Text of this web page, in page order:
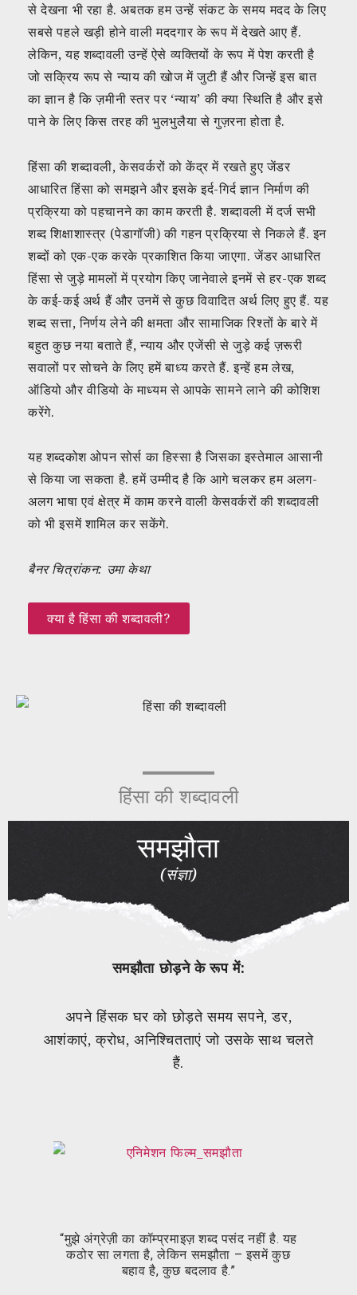
से देखना भी रहा है. अबतक हम उन्हें संकट के समय मदद के लिए
सबसे पहले खड़ी होने वाली मददगार के रूप में देखते आए हैं.
लेकिन, यह शब्दावली उन्हें ऐसे व्यक्तियों के रूप में पेश करती है
जो सक्रिय रूप से न्याय की खोज में जुटी हैं और जिन्हें इस बात
का ज्ञान है कि ज़मीनी स्तर पर ‘न्याय’ की क्या स्थिति है और इसे
पाने के लिए किस तरह की भुलभुलैया से गुज़रना होता है.
हिंसा की शब्दावली, केसवर्करों को केंद्र में रखते हुए जेंडर
आधारित हिंसा को समझने और इसके इर्द-गिर्द ज्ञान निर्माण की
प्रक्रिया को पहचानने का काम करती है. शब्दावली में दर्ज सभी
शब्द शिक्षाशास्त्र (पेडागॉजी) की गहन प्रक्रिया से निकले हैं. इन
शब्दों को एक-एक करके प्रकाशित किया जाएगा. जेंडर आधारित
हिंसा से जुड़े मामलों में प्रयोग किए जानेवाले इनमें से हर-एक शब्द
के कई-कई अर्थ हैं और उनमें से कुछ विवादित अर्थ लिए हुए हैं. यह
शब्द सत्ता, निर्णय लेने की क्षमता और सामाजिक रिश्तों के बारे में
बहुत कुछ नया बताते हैं, न्याय और एजेंसी से जुड़े कई ज़रूरी
सवालों पर सोचने के लिए हमें बाध्य करते हैं. इन्हें हम लेख,
ऑडियो और वीडियो के माध्यम से आपके सामने लाने की कोशिश
करेंगे.
यह शब्दकोश ओपन सोर्स का हिस्सा है जिसका इस्तेमाल आसानी
से किया जा सकता है. हमें उम्मीद है कि आगे चलकर हम अलग-
अलग भाषा एवं क्षेत्र में काम करने वाली केसवर्करों की शब्दावली
को भी इसमें शामिल कर सकेंगे.
बैनर चित्रांकन: उमा केथा
क्या है हिंसा की शब्दावली?
हिंसा की शब्दावली
समझौता
(संज्ञा)
समझौता छोड़ने के रूप में:
अपने हिंसक घर को छोड़ते समय सपने, डर,
आशंकाएं, क्रोध, अनिश्चितताएं जो उसके साथ चलते
हैं.
“मुझे अंग्रेज़ी का कॉम्प्रमाइज़ शब्द पसंद नहीं है. यह
कठोर सा लगता है, लेकिन समझौता – इसमें कुछ
बहाव है, कुछ बदलाव है.”